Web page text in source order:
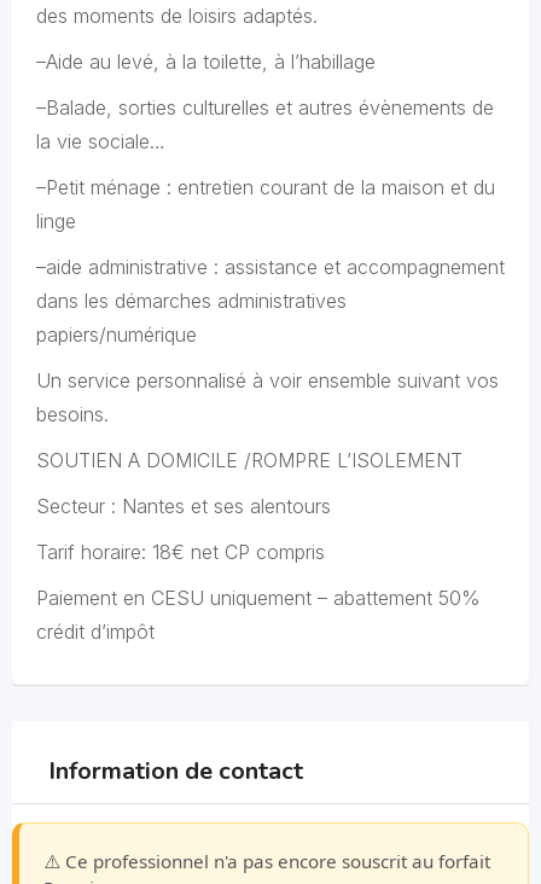
des moments de loisirs adaptés.
–Aide au levé, à la toilette, à l’habillage
–Balade, sorties culturelles et autres évènements de
la vie sociale…
–Petit ménage : entretien courant de la maison et du
linge
–aide administrative : assistance et accompagnement
dans les démarches administratives
papiers/numérique
Un service personnalisé à voir ensemble suivant vos
besoins.
SOUTIEN A DOMICILE /ROMPRE L’ISOLEMENT
Secteur : Nantes et ses alentours
Tarif horaire: 18€ net CP compris
Paiement en CESU uniquement – abattement 50%
crédit d’impôt
Information de contact
⚠️ Ce professionnel n'a pas encore souscrit au forfait